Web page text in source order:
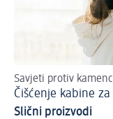
Savjeti protiv
Čišćenje kabine
Slični proizvodi